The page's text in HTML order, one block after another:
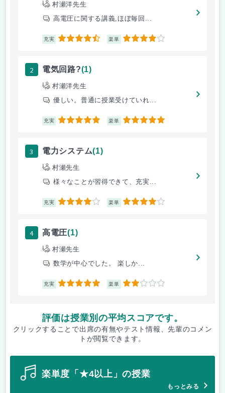
村瀬洋先生
高電圧に関する講義,ほぼ毎回...
充実 4.5 楽単 4
2 電気回路?(1)
村瀬洋先生
優しい。普通に授業受けていれ...
充実 5 楽単 5
3 電力システム(1)
村瀬先生
様々なことが習得できて、充実...
充実 4 楽単 4
4 高電圧(1)
村瀬先生
数学が中心でした。 楽しか...
充実 5 楽単 2
評価は授業別の平均スコアです。
クリックすることで出席の有無やテスト情報、先輩のコメン
トが閲覧できます。
楽単度「★4以上」の授業
もっとみる